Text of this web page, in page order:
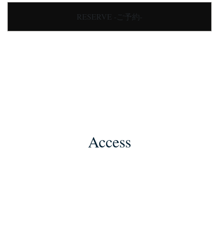
RESERVE -ご予約-
Access